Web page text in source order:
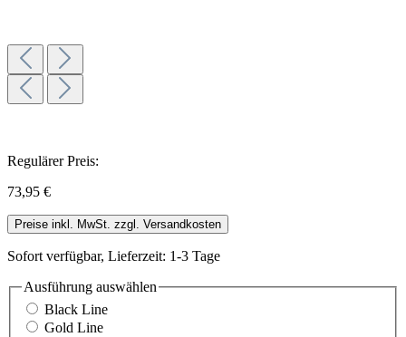
Regulärer Preis:
73,95 €
Preise inkl. MwSt. zzgl. Versandkosten
Sofort verfügbar, Lieferzeit: 1-3 Tage
Ausführung auswählen
Black Line
Gold Line